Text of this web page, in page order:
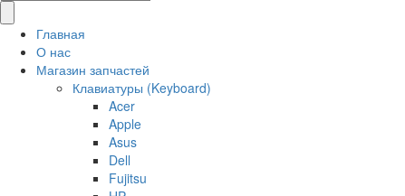
Главная
О нас
Магазин запчастей
Клавиатуры (Keyboard)
Acer
Apple
Asus
Dell
Fujitsu